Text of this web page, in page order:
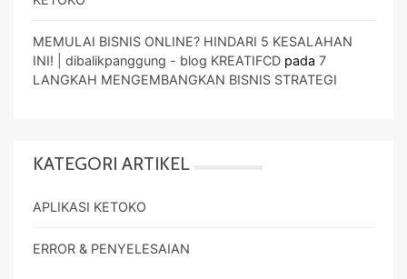
MEMULAI BISNIS ONLINE? HINDARI 5 KESALAHAN
INI! | dibalikpanggung - blog KREATIFCD pada 7
LANGKAH MENGEMBANGKAN BISNIS STRATEGI
KATEGORI ARTIKEL
APLIKASI KETOKO
ERROR & PENYELESAIAN